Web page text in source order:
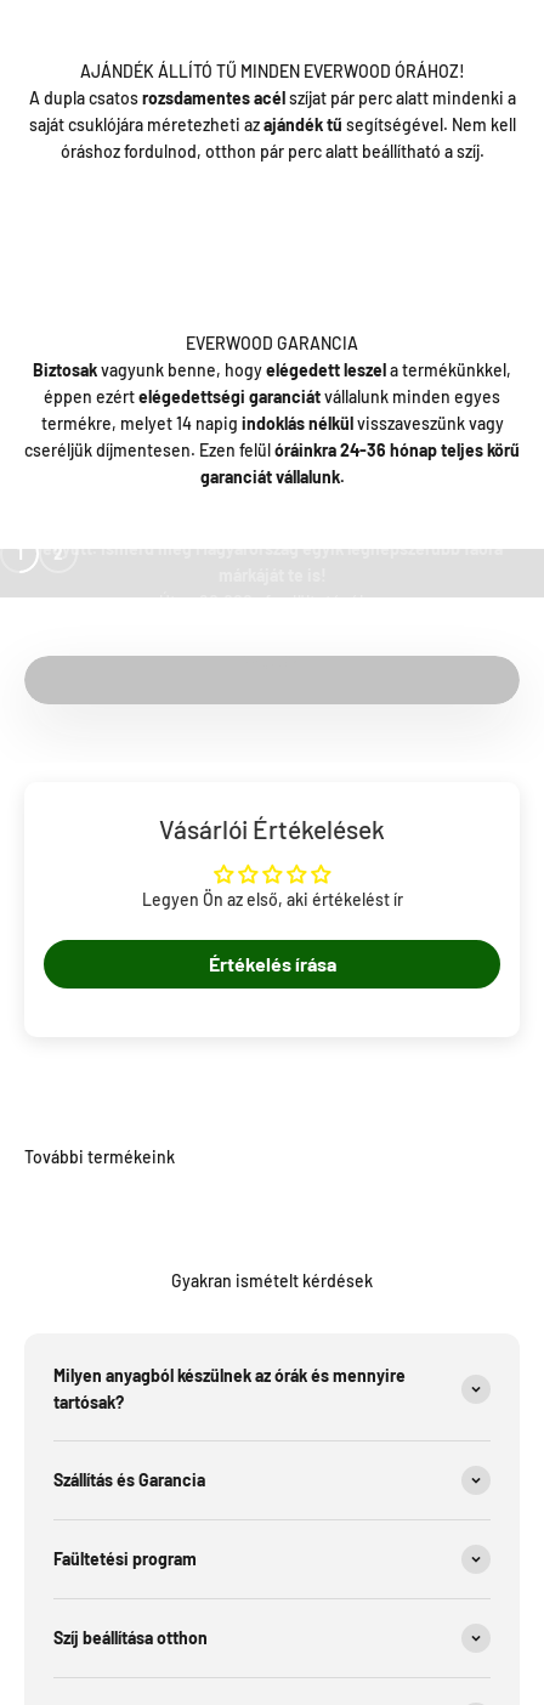
AJÁNDÉK ÁLLÍTÓ TŰ MINDEN EVERWOOD ÓRÁHOZ!
A dupla csatosrozsdamentes acélszíjat pár perc alatt mindenki a
saját csuklójára méretezheti azajándék tű segítségével. Nem kell
óráshoz fordulnod, otthon pár perc alatt beállítható a szíj.
EVERWOOD GARANCIA
Biztosakvagyunk benne, hogyelégedett leszela termékünkkel,
éppen ezértelégedettségi garanciátvállalunk minden egyes
termékre, melyet 14 napig indoklás nélkülvisszaveszünk vagy
cseréljük díjmentesen. Ezen felülóráinkra 24-36 hónap teljes körű
garanciát vállalunk.
együtt. Ismerd meg Magyarország egyik legnépszerűbb faóra
1 2
Vásárlói Értékelések
Legyen Ön az első, aki értékelést ír
Értékelés írása
Gyakran ismételt kérdések
Milyen anyagból készülnek az órák és mennyire
tartósak?
Szállítás és Garancia
Faültetési program
Szíj beállítása otthon